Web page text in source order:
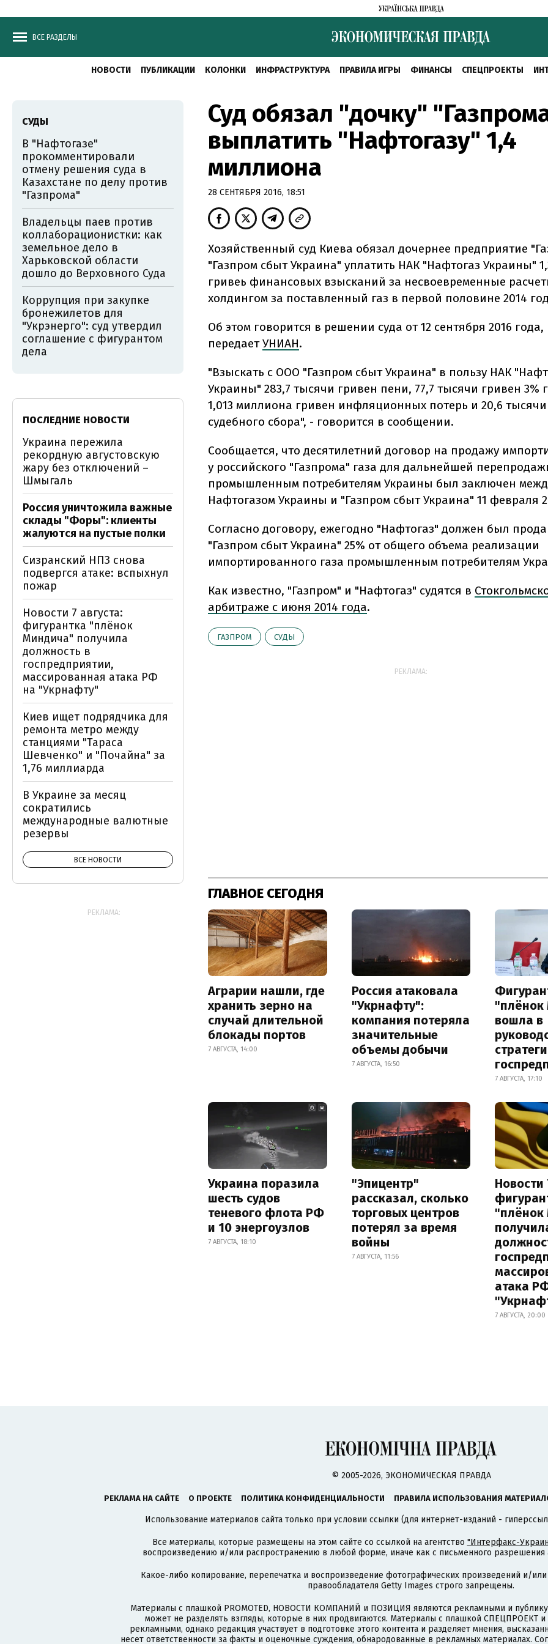
ВСЕ РАЗДЕЛЫ
НОВОСТИ ПУБЛИКАЦИИ КОЛОНКИ ИНФРАСТРУКТУРА ПРАВИЛА ИГРЫ ФИНАНСЫ СПЕЦПРОЕКТЫ
Суд обязал "дочку"
выплатить "Нафтогазу" 1,4
миллиона
28 СЕНТЯБРЯ 2016, 18:51
Хозяйственный суд Киева обязал дочернее предприятие
"Газпром сбыт Украина" уплатить НАК "Нафтогаз Украины"
гривеь финансовых взысканий за несвоевременные
холдингом за поставленный газ в первой половине 2014
Об этом говорится в решении суда от 12 сентября 2016 года,
передаетУНИАН.
"Взыскать с ООО "Газпром сбыт Украина" в пользу НАК
Украины" 283,7 тысячи гривен пени, 77,7 тысячи гривен 3%
1,013 миллиона гривен инфляционных потерь и 20,6
судебного сбора", - говорится в сообщении.
Сообщается, что десятилетний договор на продажу
у российского "Газпрома" газа для дальнейшей
промышленным потребителям Украины был заключен
Нафтогазом Украины и "Газпром сбыт Украина" 11 февраля
Согласно договору, ежегодно "Нафтогаз" должен был
"Газпром сбыт Украина" 25% от общего объема реализации
импортированного газа промышленным потребителям
Как известно, "Газпром" и "Нафтогаз" судятся в
арбитраже с июня 2014 года.
ГАЗПРОМ СУДЫ
РЕКЛАМА:
ГЛАВНОЕ СЕГОДНЯ
Аграрии нашли, где
хранить зерно на
случай длительной
блокады портов
7 АВГУСТА, 14:00
Россия атаковала
"Укрнафту":
компания потеряла
значительные
объемы добычи
7 АВГУСТА, 16:50
вошла в
7 АВГУСТА, 17:10
Украина поразила
шесть судов
теневого флота РФ
и 10 энергоузлов
7 АВГУСТА, 18:10
"Эпицентр"
рассказал, сколько
торговых центров
потерял за время
войны
7 АВГУСТА, 11:56
Новости
атака
7 АВГУСТА, 20:00
СУДЫ
В "Нафтогазе"
прокомментировали
отмену решения суда в
Казахстане по делу против
"Газпрома"
Владельцы паев против
коллаборационистки: как
земельное дело в
Харьковской области
дошло до Верховного Суда
Коррупция при закупке
бронежилетов для
"Укрэнерго": суд утвердил
соглашение с фигурантом
дела
ПОСЛЕДНИЕ НОВОСТИ
Украина пережила
рекордную августовскую
жару без отключений –
Шмыгаль
Россия уничтожила важные
склады "Форы": клиенты
жалуются на пустые полки
Сизранский НПЗ снова
подвергся атаке: вспыхнул
пожар
Новости 7 августа:
фигурантка "плёнок
Миндича" получила
должность в
госпредприятии,
массированная атака РФ
на "Укрнафту"
Киев ищет подрядчика для
ремонта метро между
станциями "Тараса
Шевченко" и "Почайна" за
1,76 миллиарда
В Украине за месяц
сократились
международные валютные
резервы
ВСЕ НОВОСТИ
РЕКЛАМА:
© 2005-2026, ЭКОНОМИЧЕСКАЯ ПРАВДА
РЕКЛАМА НА САЙТЕ О ПРОЕКТЕ ПОЛИТИКА КОНФИДЕНЦИАЛЬНОСТИ ПРАВИЛА ИСПОЛЬЗОВАНИЯ
Использование материалов сайта только при условии ссылки (для интернет-изданий -
Все материалы, которые размещены на этом сайте со ссылкой на агентство "Интерфакс-
воспроизведению и/или распространению в любой форме, иначе как с письменного разрешения
Какое-либо копирование, перепечатка и воспроизведение фотографических произведений и/
правообладателя Getty Images строго запрещены.
Материалы с плашкой PROMOTED, НОВОСТИ КОМПАНИЙ и ПОЗИЦИЯ являются рекламными и
может не разделять взгляды, которые в них продвигаются. Материалы с плашкой СПЕЦПРОЕКТ
рекламными, однако редакция участвует в подготовке этого контента и разделяет мнения,
несет ответственности за факты и оценочные суждения, обнародованные в рекламных материалах.